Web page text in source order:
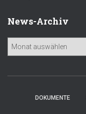
News-Archiv
s
DOKUMENTE